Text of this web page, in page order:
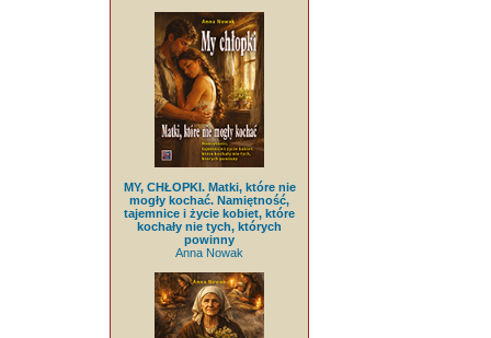
MY, CHŁOPKI. Matki, które nie
mogły kochać. Namiętność,
tajemnice i życie kobiet, które
kochały nie tych, których
powinny
Anna Nowak